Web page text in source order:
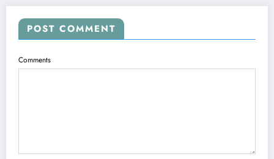
POST COMMENT
Comments